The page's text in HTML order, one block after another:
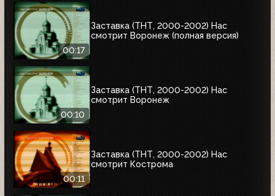
00:17
Заставка (ТНТ, 2000-2002) Нас
смотрит Воронеж (полная версия)
00:10
Заставка (ТНТ, 2000-2002) Нас
смотрит Воронеж
00:11
Заставка (ТНТ, 2000-2002) Нас
смотрит Кострома